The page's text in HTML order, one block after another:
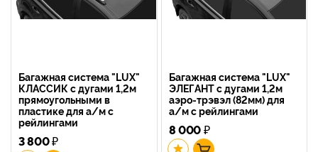
Багажная система "LUX"
КЛАССИК с дугами 1,2м
прямоугольными в
пластике для а/м с
рейлингами
3 800₽
Багажная система "LUX"
ЭЛЕГАНТ с дугами 1,2м
аэро-трэвэл (82мм) для
а/м с рейлингами
8 000₽